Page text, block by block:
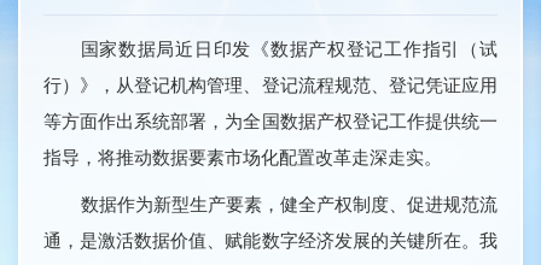
国家数据局近日印发《数据产权登记工作指引（试
行）》，从登记机构管理、登记流程规范、登记凭证应用
等方面作出系统部署，为全国数据产权登记工作提供统一
指导，将推动数据要素市场化配置改革走深走实。
数据作为新型生产要素，健全产权制度、促进规范流
通，是激活数据价值、赋能数字经济发展的关键所在。我